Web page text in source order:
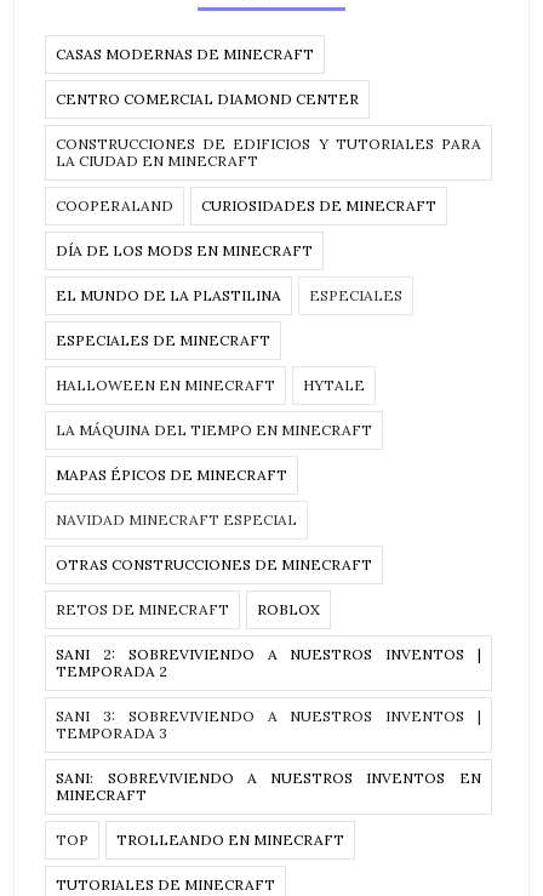
CASAS MODERNAS DE MINECRAFT
CENTRO COMERCIAL DIAMOND CENTER
CONSTRUCCIONES DE EDIFICIOS Y TUTORIALES PARA
LA CIUDAD EN MINECRAFT
COOPERALAND CURIOSIDADES DE MINECRAFT
DÍA DE LOS MODS EN MINECRAFT
EL MUNDO DE LA PLASTILINA ESPECIALES
ESPECIALES DE MINECRAFT
HALLOWEEN EN MINECRAFT HYTALE
LA MÁQUINA DEL TIEMPO EN MINECRAFT
MAPAS ÉPICOS DE MINECRAFT
NAVIDAD MINECRAFT ESPECIAL
OTRAS CONSTRUCCIONES DE MINECRAFT
RETOS DE MINECRAFT ROBLOX
SANI 2: SOBREVIVIENDO A NUESTROS INVENTOS |
TEMPORADA 2
SANI 3: SOBREVIVIENDO A NUESTROS INVENTOS |
TEMPORADA 3
SANI: SOBREVIVIENDO A NUESTROS INVENTOS EN
MINECRAFT
TOP TROLLEANDO EN MINECRAFT
TUTORIALES DE MINECRAFT